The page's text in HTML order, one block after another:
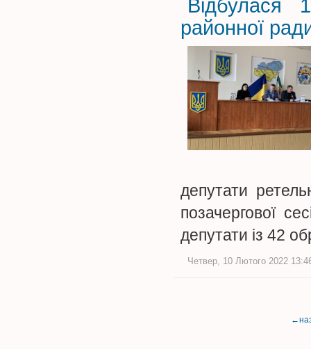
Відбулася
районної
депутати
позачергової
депутати із 42
Четвер, 10 Лютого 2022